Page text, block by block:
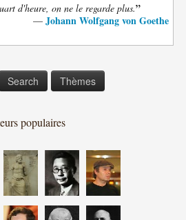
d'heure, on ne le regarde plus.”
— Johann Wolfgang von Goethe
Search Thèmes
populaires